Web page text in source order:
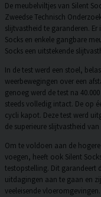
De meubelviltjes van Silent
Zweedse Technisch
slijtvastheid te garanderen. Er
Socks en enkele gangbare
Socks een uitstekende
In de test werd een stoel,
weerbewegingen over een
genoeg werd de test na
steeds volledig intact. De op
cycli kapot. Deze test werd
de superieure slijtvastheid van
Om te voldoen aan de
voegen, heeft ook Silent
testopstelling. Dit garandeert
uitdagingen aan te gaan en
veeleisende